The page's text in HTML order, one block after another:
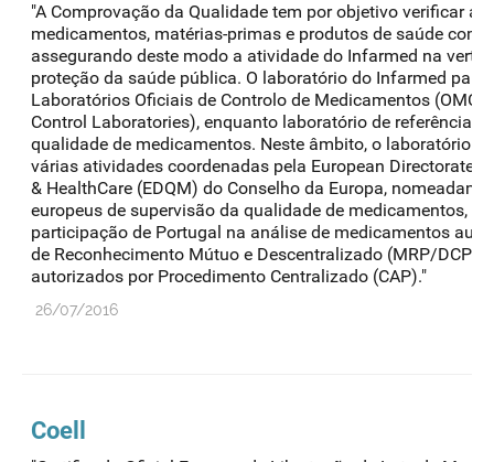
"A Comprovação da Qualidade tem por objetivo verificar a
medicamentos, matérias-primas e produtos de saúde
assegurando deste modo a atividade do Infarmed na
proteção da saúde pública. O laboratório do Infarmed
Laboratórios Oficiais de Controlo de Medicamentos
Control Laboratories), enquanto laboratório de referência
qualidade de medicamentos. Neste âmbito, o laboratório
várias atividades coordenadas pela European Directorate
& HealthCare (EDQM) do Conselho da Europa,
europeus de supervisão da qualidade de medicamentos,
participação de Portugal na análise de medicamentos
de Reconhecimento Mútuo e Descentralizado (MRP/DCP)
autorizados por Procedimento Centralizado (CAP)."
26/07/2016
Coell